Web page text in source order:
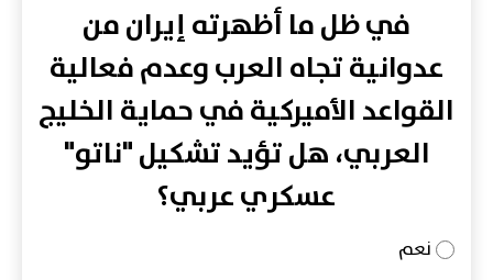
في ظل ما أظهرته إيران من
عدوانية تجاه العرب وعدم فعالية
القواعد الأميركية في حماية الخليج
العربي، هل تؤيد تشكيل "ناتو"
عسكري عربي؟
نعم